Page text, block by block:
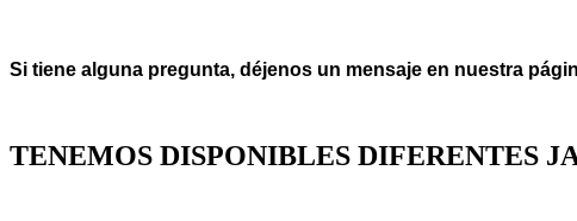
Si tiene alguna pregunta, déjenos un mensaje en nuestra
TENEMOS DISPONIBLES DIFERENTES